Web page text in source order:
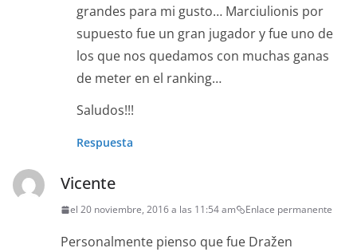
grandes para mi gusto… Marciulionis por
supuesto fue un gran jugador y fue uno de
los que nos quedamos con muchas ganas
de meter en el ranking…
Saludos!!!
Respuesta
Vicente
el 20 noviembre, 2016 a las 11:54 am Enlace permanente
Personalmente pienso que fue Dražen